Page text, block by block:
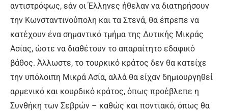
αντιστρόφως, εάν οι Έλληνες ήθελαν να διατηρήσουν
την Κωνσταντινούπολη και τα Στενά, θα έπρεπε να
κατέχουν ένα σημαντικό τμήμα της Δυτικής Μικράς
Ασίας, ώστε να διαθέτουν το απαραίτητο εδαφικό
βάθος. Άλλωστε, το τουρκικό κράτος δεν θα κατείχε
την υπόλοιπη Μικρά Ασία, αλλά θα είχαν δημιουργηθεί
αρμενικό και κουρδικό κράτος, όπως προέβλεπε η
Συνθήκη των Σεβρών – καθώς και ποντιακό, όπως θα